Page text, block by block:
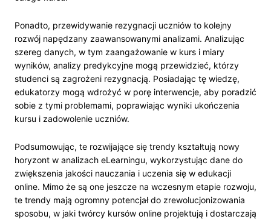
Ponadto, przewidywanie rezygnacji uczniów to kolejny
rozwój napędzany zaawansowanymi analizami. Analizując
szereg danych, w tym zaangażowanie w kurs i miary
wyników, analizy predykcyjne mogą przewidzieć, którzy
studenci są zagrożeni rezygnacją. Posiadając tę wiedzę,
edukatorzy mogą wdrożyć w porę interwencje, aby poradzić
sobie z tymi problemami, poprawiając wyniki ukończenia
kursu i zadowolenie uczniów.
Podsumowując, te rozwijające się trendy kształtują nowy
horyzont w analizach eLearningu, wykorzystując dane do
zwiększenia jakości nauczania i uczenia się w edukacji
online. Mimo że są one jeszcze na wczesnym etapie rozwoju,
te trendy mają ogromny potencjał do zrewolucjonizowania
sposobu, w jaki twórcy kursów online projektują i dostarczają